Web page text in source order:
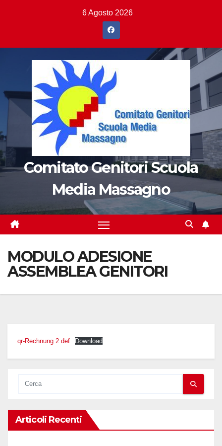
6 Agosto 2026
Comitato Genitori Scuola
Media Massagno
MODULO ADESIONE
ASSEMBLEA GENITORI
qr-Rechnung 2 def Download
Articoli Recenti